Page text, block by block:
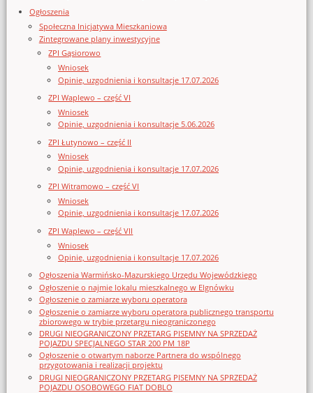
Ogłoszenia
Społeczna Inicjatywa Mieszkaniowa
Zintegrowane plany inwestycyjne
ZPI Gąsiorowo
Wniosek
Opinie, uzgodnienia i konsultacje 17.07.2026
ZPI Waplewo – część VI
Wniosek
Opinie, uzgodnienia i konsultacje 5.06.2026
ZPI Łutynowo – część II
Wniosek
Opinie, uzgodnienia i konsultacje 17.07.2026
ZPI Witramowo – część VI
Wniosek
Opinie, uzgodnienia i konsultacje 17.07.2026
ZPI Waplewo – część VII
Wniosek
Opinie, uzgodnienia i konsultacje 17.07.2026
Ogłoszenia Warmińsko-Mazurskiego Urzędu Wojewódzkiego
Ogłoszenie o najmie lokalu mieszkalnego w Elgnówku
Ogłoszenie o zamiarze wyboru operatora
Ogłoszenie o zamiarze wyboru operatora publicznego transportu
zbiorowego w trybie przetargu nieograniczonego
DRUGI NIEOGRANICZONY PRZETARG PISEMNY NA SPRZEDAŻ
POJAZDU SPECJALNEGO STAR 200 PM 18P
Ogłoszenie o otwartym naborze Partnera do wspólnego
przygotowania i realizacji projektu
DRUGI NIEOGRANICZONY PRZETARG PISEMNY NA SPRZEDAŻ
POJAZDU OSOBOWEGO FIAT DOBLO